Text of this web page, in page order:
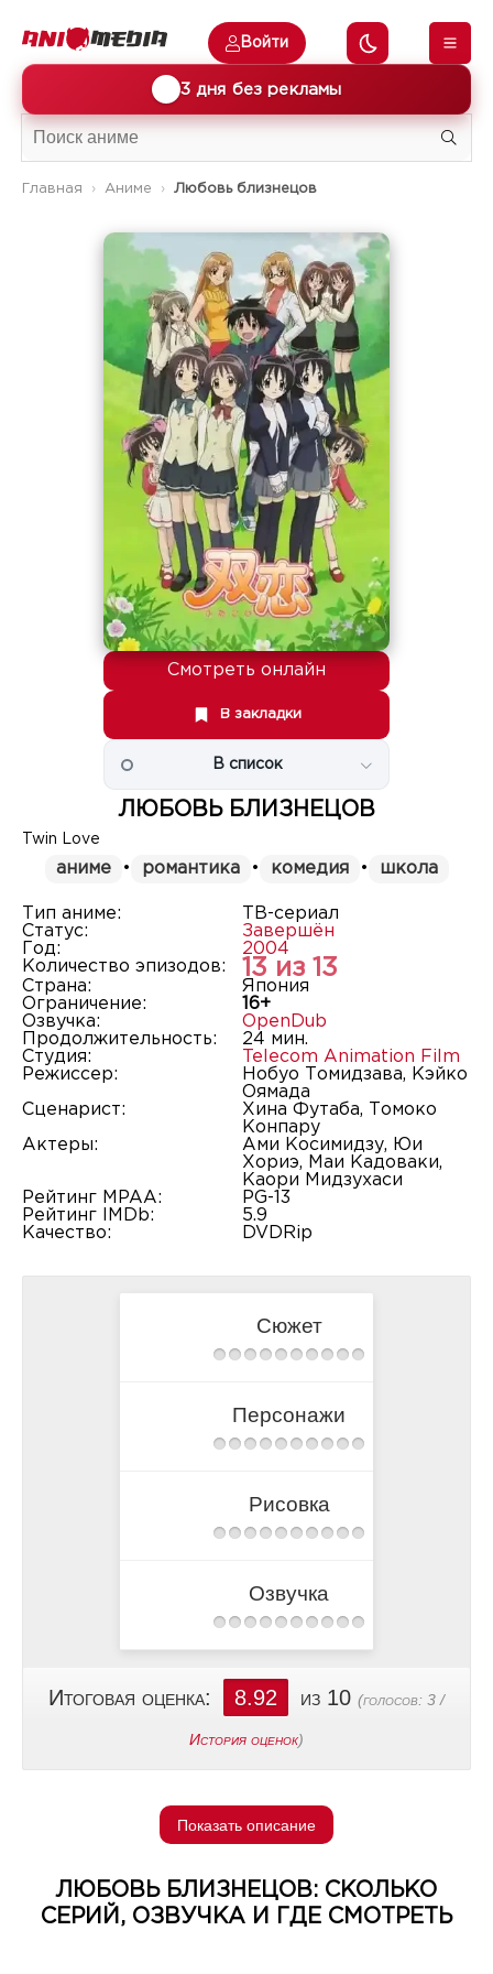
3 дня без рекламы
Войти
Главная Аниме Любовь близнецов
Смотреть онлайн
В закладки
В список
ЛЮБОВЬ БЛИЗНЕЦОВ
Twin Love
аниме • романтика • комедия • школа
Тип аниме:
ТВ-сериал
Статус:
Завершён
Год:
2004
Количество эпизодов:
13 из 13
Страна:
Япония
Ограничение:
16+
Озвучка:
OpenDub
Продолжительность:
24 мин.
Студия:
Telecom Animation Film
Режиссер:
Нобуо Томидзава, Кэйко
Оямада
Сценарист:
Хина Футаба, Томоко
Конпару
Актеры:
Ами Косимидзу, Юи
Хориэ, Маи Кадоваки,
Каори Мидзухаси
Рейтинг MPAA:
PG-13
Рейтинг IMDb:
5.9
Качество:
DVDRip
Сюжет
Персонажи
Рисовка
Озвучка
Итоговая оценка: 8.92 из 10 (голосов: 3 /
История оценок)
Показать описание
ЛЮБОВЬ БЛИЗНЕЦОВ: СКОЛЬКО
СЕРИЙ, ОЗВУЧКА И ГДЕ СМОТРЕТЬ